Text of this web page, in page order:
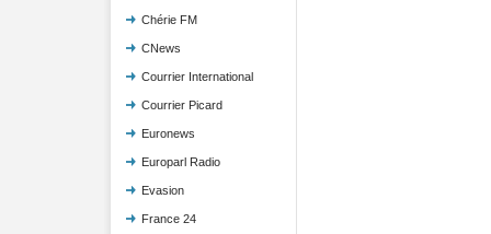
Chérie FM
CNews
Courrier International
Courrier Picard
Euronews
Europarl Radio
Evasion
France 24